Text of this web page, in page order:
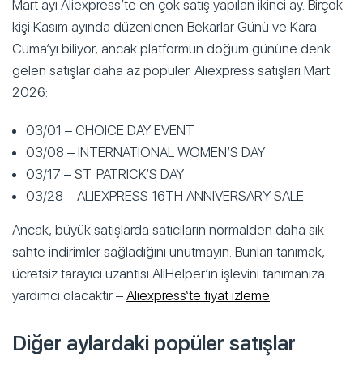
Mart ayı Aliexpress’te en çok satış yapılan ikinci ay. Birçok
kişi Kasım ayında düzenlenen Bekarlar Günü ve Kara
Cuma’yı biliyor, ancak platformun doğum gününe denk
gelen satışlar daha az popüler. Aliexpress satışları Mart
2026:
03/01 – CHOICE DAY EVENT
03/08 – INTERNATIONAL WOMEN’S DAY
03/17 – ST. PATRICK’S DAY
03/28 – ALIEXPRESS 16TH ANNIVERSARY SALE
Ancak, büyük satışlarda satıcıların normalden daha sık
sahte indirimler sağladığını unutmayın. Bunları tanımak,
ücretsiz tarayıcı uzantısı AliHelper’ın işlevini tanımanıza
yardımcı olacaktır – Aliexpress‘te fiyat izleme.
Diğer aylardaki popüler satışlar